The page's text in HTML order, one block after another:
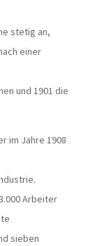
stetig an,
einer
und 1901 die
im Jahre 1908
Arbeiter
sieben